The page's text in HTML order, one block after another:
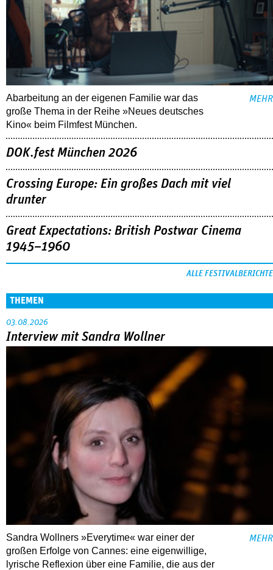
Abarbeitung an der eigenen Familie war das
große Thema in der Reihe »Neues deutsches
Kino« beim Filmfest München.
MEHR
DOK.fest München 2026
Crossing Europe: Ein großes Dach mit viel
drunter
Great Expectations: British Postwar Cinema
1945–1960
ALLE FESTIVALBERICHTE
THEMEN
03.08.2026
Interview mit Sandra Wollner
Sandra Wollners »Everytime« war einer der
großen Erfolge von Cannes: eine eigenwillige,
lyrische Reflexion über eine ­Familie, die aus der
MEHR